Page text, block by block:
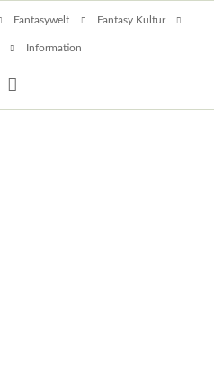
Fantasywelt Fantasy Kultur
Information